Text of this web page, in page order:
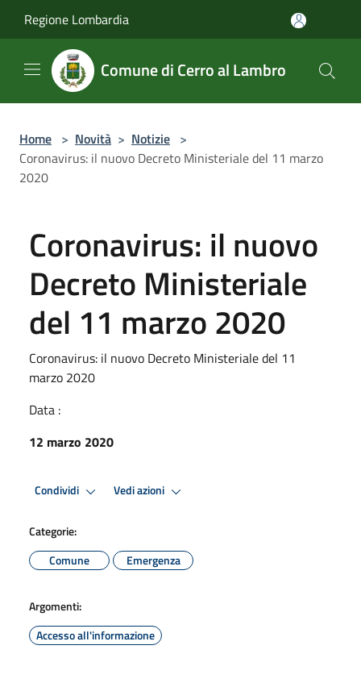
Regione Lombardia
Comune di Cerro al Lambro
Home > Novità > Notizie >
Coronavirus: il nuovo Decreto Ministeriale del 11 marzo
2020
Coronavirus: il nuovo
Decreto Ministeriale
del 11 marzo 2020
Coronavirus: il nuovo Decreto Ministeriale del 11
marzo 2020
Data :
12 marzo 2020
Condividi Vedi azioni
Categorie:
Comune
Emergenza
Argomenti:
Accesso all'informazione